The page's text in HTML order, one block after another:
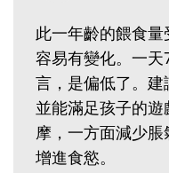
此一年齡的餵食
容易有變化。一
言，是偏低了。建
並能滿足孩子的
摩，一方面減少
增進食慾。